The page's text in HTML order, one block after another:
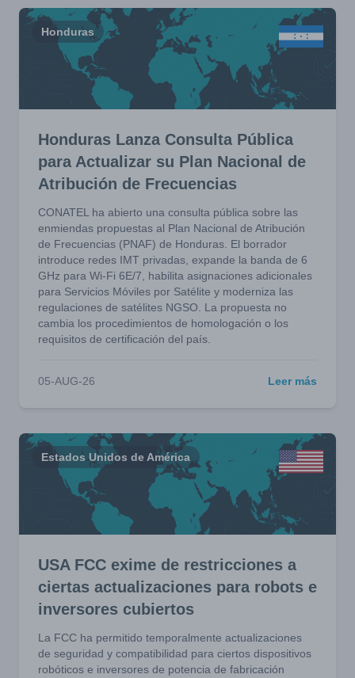
Honduras
Honduras Lanza Consulta Pública
para Actualizar su Plan Nacional de
Atribución de Frecuencias
CONATEL ha abierto una consulta pública sobre las
enmiendas propuestas al Plan Nacional de Atribución
de Frecuencias (PNAF) de Honduras. El borrador
introduce redes IMT privadas, expande la banda de 6
GHz para Wi-Fi 6E/7, habilita asignaciones adicionales
para Servicios Móviles por Satélite y moderniza las
regulaciones de satélites NGSO. La propuesta no
cambia los procedimientos de homologación o los
requisitos de certificación del país.
05-AUG-26 Leer más
Estados Unidos de América
USA FCC exime de restricciones a
ciertas actualizaciones para robots e
inversores cubiertos
La FCC ha permitido temporalmente actualizaciones
de seguridad y compatibilidad para ciertos dispositivos
robóticos e inversores de potencia de fabricación